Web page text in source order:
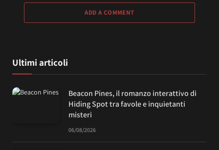
ADD A COMMENT
Ultimi articoli
Beacon Pines, il romanzo interattivo di
Hiding Spot tra favole e inquietanti
misteri
06/08/2026